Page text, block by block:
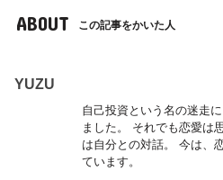
ABOUT この記事をかいた人
YUZU
自己投資という名の迷走
ました。 それでも恋愛は
は自分との対話。 今は、
ています。